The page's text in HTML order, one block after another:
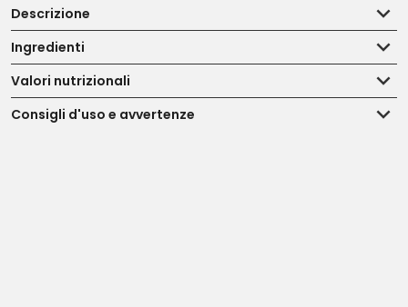
Descrizione
Ingredienti
Valori nutrizionali
Consigli d'uso e avvertenze